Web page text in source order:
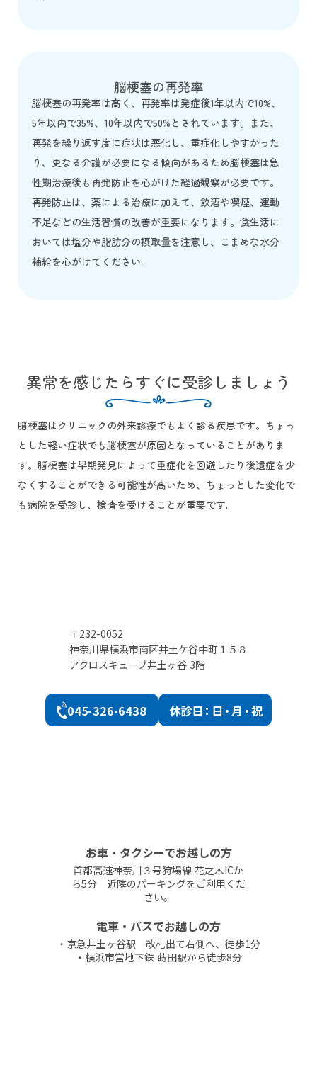
脳梗塞の再発率
脳梗塞の再発率は高く、再発率は発症後1年以内で10%、
5年以内で35%、10年以内で50%とされています。また、
再発を繰り返す度に症状は悪化し、重症化しやすかった
り、更なる介護が必要になる傾向があるため脳梗塞は急
性期治療後も再発防止を心がけた経過観察が必要です。
再発防止は、薬による治療に加えて、飲酒や喫煙、運動
不足などの生活習慣の改善が重要になります。食生活に
おいては塩分や脂肪分の摂取量を注意し、こまめな水分
補給を心がけてください。
異常を感じたらすぐに受診しましょう
脳梗塞はクリニックの外来診療でもよく診る疾患です。ちょっ
とした軽い症状でも脳梗塞が原因となっていることがありま
す。脳梗塞は早期発見によって重症化を回避したり後遺症を少
なくすることができる可能性が高いため、ちょっとした変化で
も病院を受診し、検査を受けることが重要です。
〒232-0052
神奈川県横浜市南区井土ケ谷中町１５８
アクロスキューブ井土ヶ谷 3階
045-326-6438 休診日：日・月・祝
お車・タクシーでお越しの方
首都高速神奈川３号狩場線 花之木ICか
ら5分 近隣のパーキングをご利用くだ
さい。
電車・バスでお越しの方
・京急井土ヶ谷駅 改札出て右側へ、徒歩1分
・横浜市営地下鉄 蒔田駅から徒歩8分